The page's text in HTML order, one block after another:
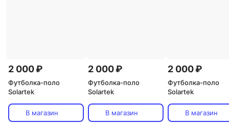
2 000 ₽
Футболка-поло
Solartek
В магазин
2 000 ₽
Футболка-поло
Solartek
В магазин
2 000 ₽
Футболка-поло
Solartek
В магазин